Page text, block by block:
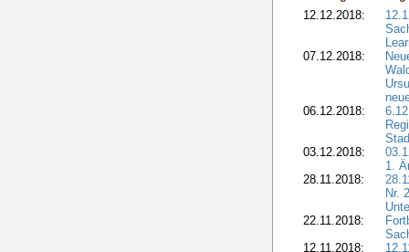
12.12.2018:
07.12.2018:
06.12.2018:
03.12.2018:
1.
28.11.2018:
Nr.
22.11.2018:
12.11.2018: